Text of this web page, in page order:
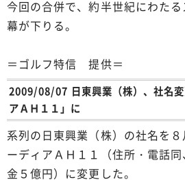
今回の合併で、約半世紀にわた
幕が下りる。
＝ゴルフ特信 提供＝
2009/08/07 日東興業（株）、社名
アＡＨ１１」に
系列の日東興業（株）の社名を
ーディアＡＨ１１（住所・電話
金５億円）に変更した。